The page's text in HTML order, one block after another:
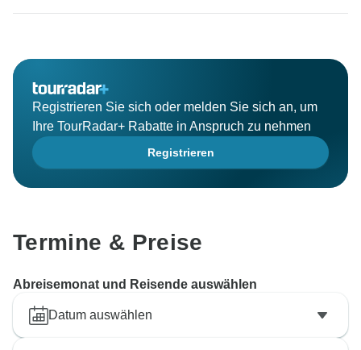
Registrieren Sie sich oder melden Sie sich an, um
Ihre TourRadar+ Rabatte in Anspruch zu nehmen
Registrieren
Termine & Preise
Abreisemonat und Reisende auswählen
Datum auswählen